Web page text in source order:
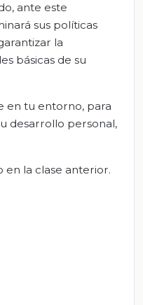
ante este
sus políticas
la
básicas de su
en tu entorno, para
desarrollo personal,
la clase anterior.